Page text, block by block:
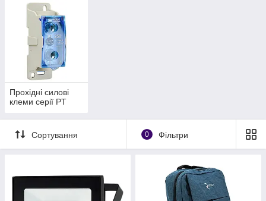
Прохідні силові
клеми серії PT
Сортування 0 Фільтри